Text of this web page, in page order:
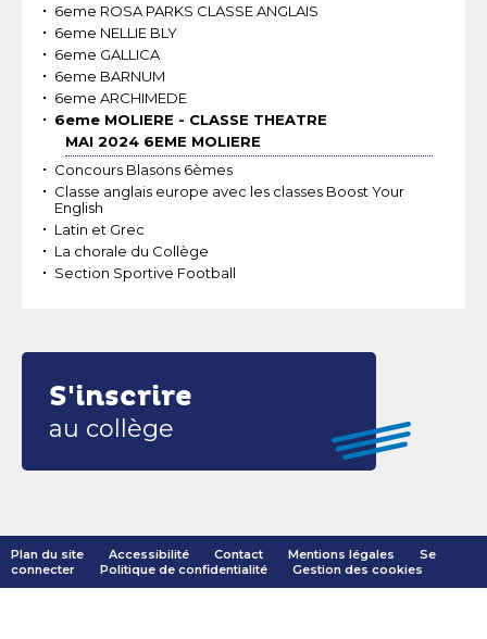
6eme ROSA PARKS CLASSE ANGLAIS
6eme NELLIE BLY
6eme GALLICA
6eme BARNUM
6eme ARCHIMEDE
6eme MOLIERE - CLASSE THEATRE
MAI 2024 6EME MOLIERE
Concours Blasons 6èmes
Classe anglais europe avec les classes Boost Your
English
Latin et Grec
La chorale du Collège
Section Sportive Football
S'inscrire
au collège
Plan du site Accessibilité Contact Mentions légales
Se
connecter
Politique de confidentialité Gestion des cookies